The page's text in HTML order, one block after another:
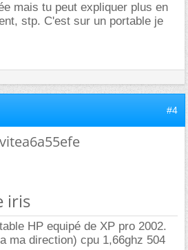
mais tu peut expliquer plus en
stp. C'est sur un portable je
#4
iris
HP equipé de XP pro 2002.
ma direction) cpu 1,66ghz 504